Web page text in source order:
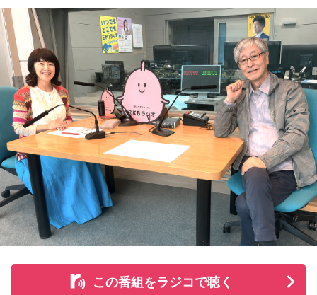
小山宙哉をゲストに迎える特別番組『マンガのラジオ 宇宙兄
弟スペシャル supported by viviON』は8月16日（日）19時
から放送。放送後には、地上波本編で未公開の音源を含むデ
ィレクターズカット版のポッドキャスト配信も予定してい
る。
【小山宙哉プロフィール】
1978年生 京都府出身 京都市立銅駝美術工芸高等学校（現：
京都市立美術工芸高等学校）、大阪市立デザイン教育研究所
卒業。デザイン会社勤務を経て、「モーニング」に持ち込み
をした『ジジジイ』で第14回MANGA OPEN審査委員賞（わ
たせせいぞう賞）受賞。『劇団JET’S』で第15回MANGA
OPEN大賞受賞。2006年『ハルジャン』『ジジジイ-GGG-』
を連載。
この番組をラジコで聴く